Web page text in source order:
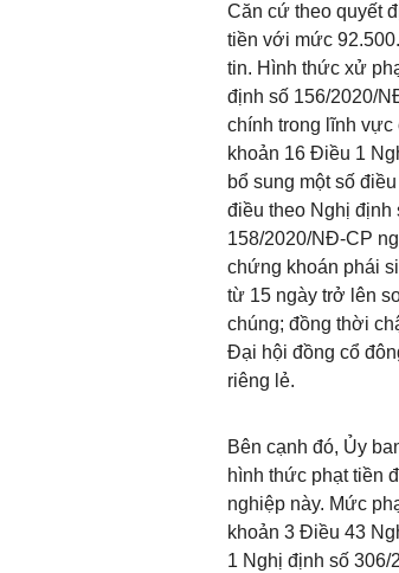
Căn cứ theo quyết
tiền với mức
tin. Hình thức xử
định số 156/2020/
chính trong lĩnh
khoản 16 Điều 1
bổ sung một số
điều theo Nghị định
158/2020/NĐ-CP
chứng khoán phái
từ 15 ngày trở lên
chúng; đồng thời
Đại hội đồng cổ
riêng lẻ.
Bên cạnh đó, Ủy
hình thức phạt tiền
nghiệp này. Mức
khoản 3 Điều 43
1 Nghị định số